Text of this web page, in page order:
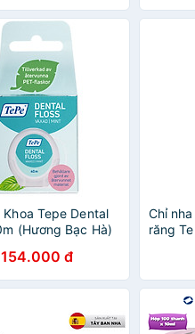
Khoa Tepe Dental
(Hương Bạc Hà)
Mảnh Bền Chắc -
Thuỵ Điển
154.000 đ
Chỉ
răng